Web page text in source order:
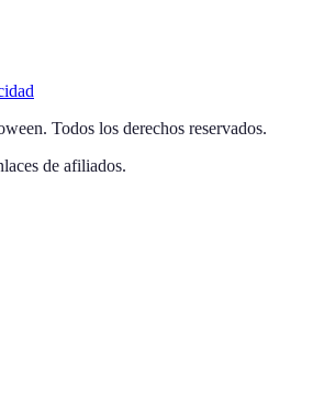
. Todos los derechos reservados.
de afiliados.